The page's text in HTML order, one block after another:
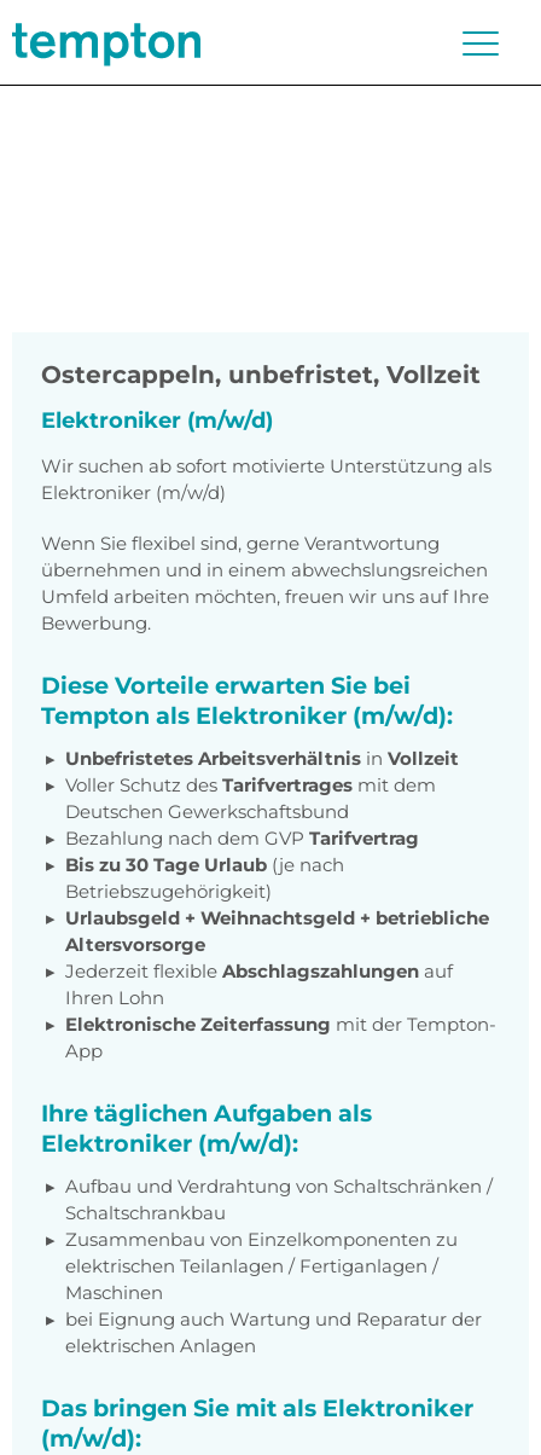
Ostercappeln, unbefristet, Vollzeit
Elektroniker (m/w/d)
Wir suchen ab sofort motivierte Unterstützung als
Elektroniker (m/w/d)
Wenn Sie flexibel sind, gerne Verantwortung
übernehmen und in einem abwechslungsreichen
Umfeld arbeiten möchten, freuen wir uns auf Ihre
Bewerbung.
Diese Vorteile erwarten Sie bei
Tempton als Elektroniker (m/w/d):
Unbefristetes Arbeitsverhältnis in Vollzeit
Voller Schutz des Tarifvertrages mit dem
Deutschen Gewerkschaftsbund
Bezahlung nach dem GVP Tarifvertrag
Bis zu 30 Tage Urlaub (je nach
Betriebszugehörigkeit)
Urlaubsgeld + Weihnachtsgeld + betriebliche
Altersvorsorge
Jederzeit flexible Abschlagszahlungen auf
Ihren Lohn
Elektronische Zeiterfassung mit der Tempton-
App
Ihre täglichen Aufgaben als
Elektroniker (m/w/d):
Aufbau und Verdrahtung von Schaltschränken /
Schaltschrankbau
Zusammenbau von Einzelkomponenten zu
elektrischen Teilanlagen / Fertiganlagen /
Maschinen
bei Eignung auch Wartung und Reparatur der
elektrischen Anlagen
Das bringen Sie mit als Elektroniker
(m/w/d):